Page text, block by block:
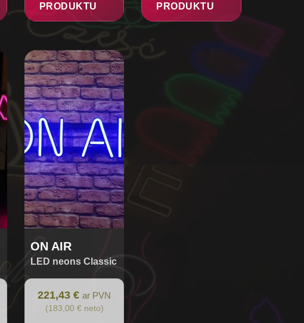
PRODUKTU
PRODUKTU
ON AIR
LED neons Classic
221,43 € ar PVN
(183,00 € neto)